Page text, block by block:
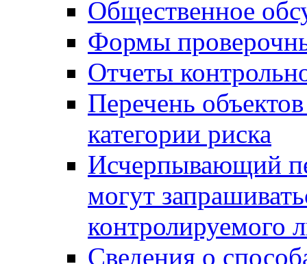
Общественное
Формы
Отчеты
Перечень
категории риска
Исчерпывающий
могут
контролируемого
Сведения о